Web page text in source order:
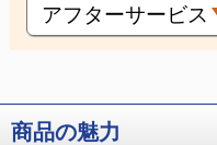
アフターサービス
商品の魅力